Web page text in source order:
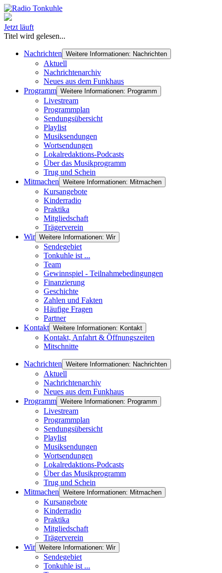
Jetzt läuft
Titel wird gelesen...
Nachrichten Weitere Informationen: Nachrichten
Aktuell
Nachrichtenarchiv
Neues aus dem Funkhaus
Programm Weitere Informationen: Programm
Livestream
Programmplan
Sendungsübersicht
Playlist
Musiksendungen
Wortsendungen
Lokalredaktions-Podcasts
Über das Musikprogramm
Trug und Schein
Mitmachen Weitere Informationen: Mitmachen
Kursangebote
Kinderradio
Praktika
Mitgliedschaft
Trägerverein
Wir Weitere Informationen: Wir
Sendegebiet
Tonkuhle ist ...
Team
Gewinnspiel - Teilnahmebedingungen
Finanzierung
Geschichte
Zahlen und Fakten
Häufige Fragen
Partner
Kontakt Weitere Informationen: Kontakt
Kontakt, Anfahrt & Öffnungszeiten
Mitschnitte
Nachrichten Weitere Informationen: Nachrichten
Aktuell
Nachrichtenarchiv
Neues aus dem Funkhaus
Programm Weitere Informationen: Programm
Livestream
Programmplan
Sendungsübersicht
Playlist
Musiksendungen
Wortsendungen
Lokalredaktions-Podcasts
Über das Musikprogramm
Trug und Schein
Mitmachen Weitere Informationen: Mitmachen
Kursangebote
Kinderradio
Praktika
Mitgliedschaft
Trägerverein
Wir Weitere Informationen: Wir
Sendegebiet
Tonkuhle ist ...